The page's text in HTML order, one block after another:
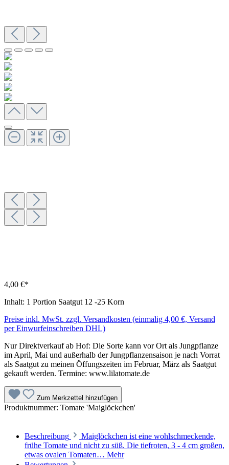
4,00 €*
Inhalt: 1 Portion Saatgut 12 -25 Korn
Preise inkl. MwSt. zzgl. Versandkosten (einmalig 4,00 €, Versand
per Einwurfeinschreiben DHL)
Nur Direktverkauf ab Hof: Die Sorte kann vor Ort als Jungpflanze
im April, Mai und außerhalb der Jungpflanzensaison je nach Vorrat
als Saatgut zu meinen Öffungszeiten im Februar, März als Saatgut
gekauft werden. Termine: www.lilatomate.de
Zum Merkzettel hinzufügen
Produktnummer: Tomate 'Maiglöckchen'
Beschreibung
Maiglöckchen ist eine wohl­schmeckende,
frühe Tomate und nicht zu süß. Die tiefroten, 3 - 4 cm großen,
etwas ovalen Tomaten… Mehr